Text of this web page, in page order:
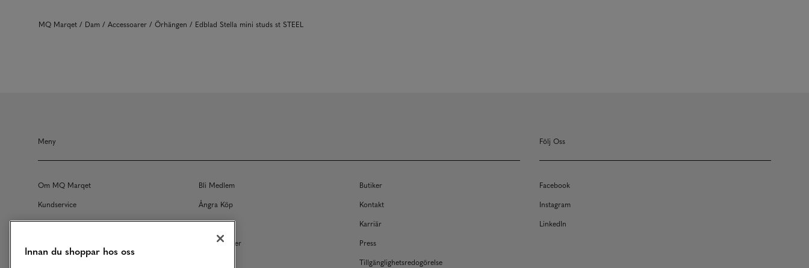
MQ Marqet Dam Accessoarer Örhängen Edblad Stella mini studs st STEEL
Meny
Om MQ Marqet Bli Medlem
Butiker
Kundservice
Ångra Köp
Kontakt
Returer
Köpvillkor
Karriär
Våra Tjänster
Press
Tillgänglighetsredogörelse
Följ Oss
Facebook
Instagram
LinkedIn
Innan du shoppar hos oss